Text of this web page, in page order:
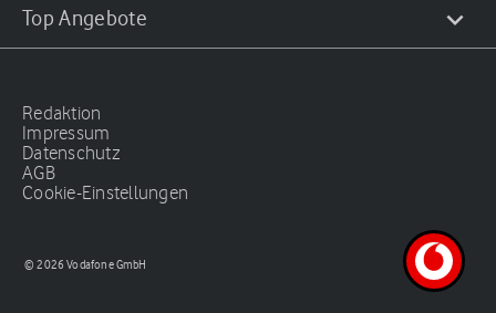
Top Angebote
Redaktion
Impressum
Datenschutz
AGB
Cookie-Einstellungen
© 2026 Vodafone GmbH